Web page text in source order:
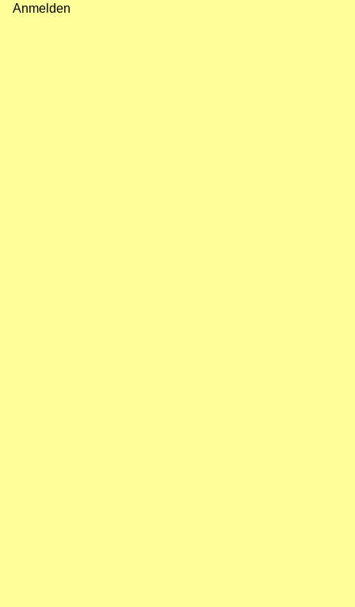
Anmelden